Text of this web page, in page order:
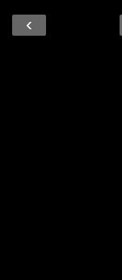
‹